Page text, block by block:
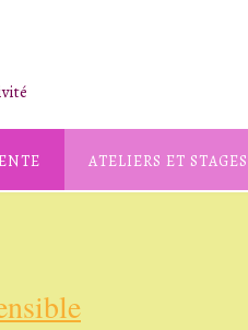
ATELIERS ET STAGES